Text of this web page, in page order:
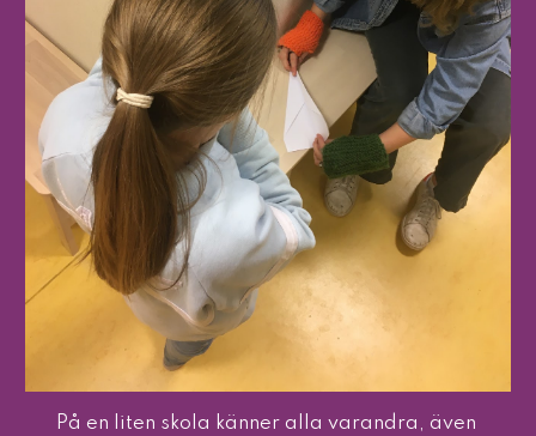
På en liten skola känner alla varandra, även